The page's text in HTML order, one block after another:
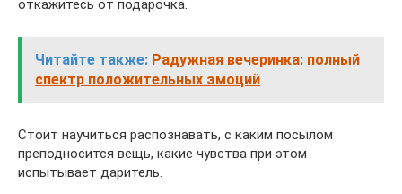
откажитесь от подарочка.
Читайте также: Радужная вечеринка: полный
спектр положительных эмоций
Стоит научиться распознавать, с каким посылом
преподносится вещь, какие чувства при этом
испытывает даритель.